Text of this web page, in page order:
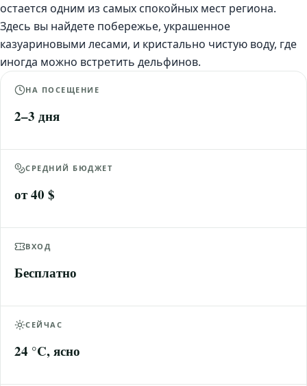
остается одним из самых спокойных мест региона.
Здесь вы найдете побережье, украшенное
казуариновыми лесами, и кристально чистую воду, где
иногда можно встретить дельфинов.
НА ПОСЕЩЕНИЕ
2–3 дня
СРЕДНИЙ БЮДЖЕТ
от 40 $
ВХОД
Бесплатно
СЕЙЧАС
24 °C, ясно